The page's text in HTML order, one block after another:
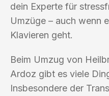
dein Experte für
Umzüge – auch wenn
Klavieren geht.
Beim Umzug von
Ardoz gibt es viele
Insbesondere der